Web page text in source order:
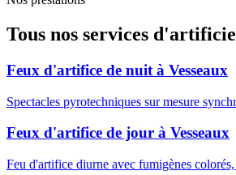
Tous nos services
Feux d'artifice de nuit à Vesseaux
Spectacles pyrotechniques sur mesure
Feux d'artifice de jour à Vesseaux
Feu d'artifice diurne avec fumigènes